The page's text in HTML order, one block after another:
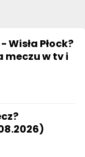
Płock?
w tv i